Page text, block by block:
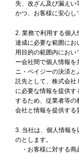
失、改ざん及び漏えい
かつ、お客様に安心し
業務で利用する個
達成に必要な範囲にお
用目的の範囲内におい
ー会社間で個人情報
ニ・ペイジーの決済
託先として、株式会社
に必要な情報を提供
するため、従業者等の
会社と情報を提供する
当社は、個人情報
のとします。
・お客様に対する商